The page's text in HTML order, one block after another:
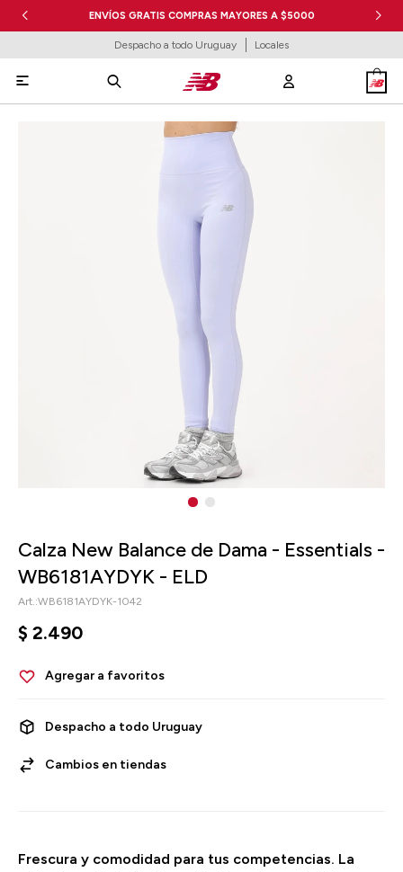
ENVÍOS GRATIS COMPRAS MAYORES A $5000
Despacho a todo Uruguay Locales

Calza New Balance de Dama - Essentials -
WB6181AYDYK - ELD
WB6181AYDYK-1042
$ 2.490
Despacho a todo Uruguay
Cambios en tiendas
Frescura y comodidad para tus competencias. La